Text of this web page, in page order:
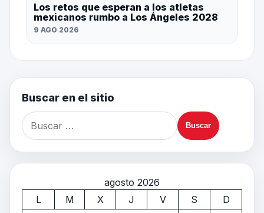
Los retos que esperan a los atletas
mexicanos rumbo a Los Ángeles 2028
9 AGO 2026
Buscar en el sitio
agosto 2026
L
M X J V S
D